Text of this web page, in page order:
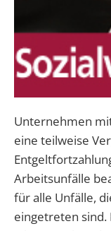
Unternehmen
eine teilweise
Arbeitsunfälle
für alle Unfälle,
eingetreten sind.